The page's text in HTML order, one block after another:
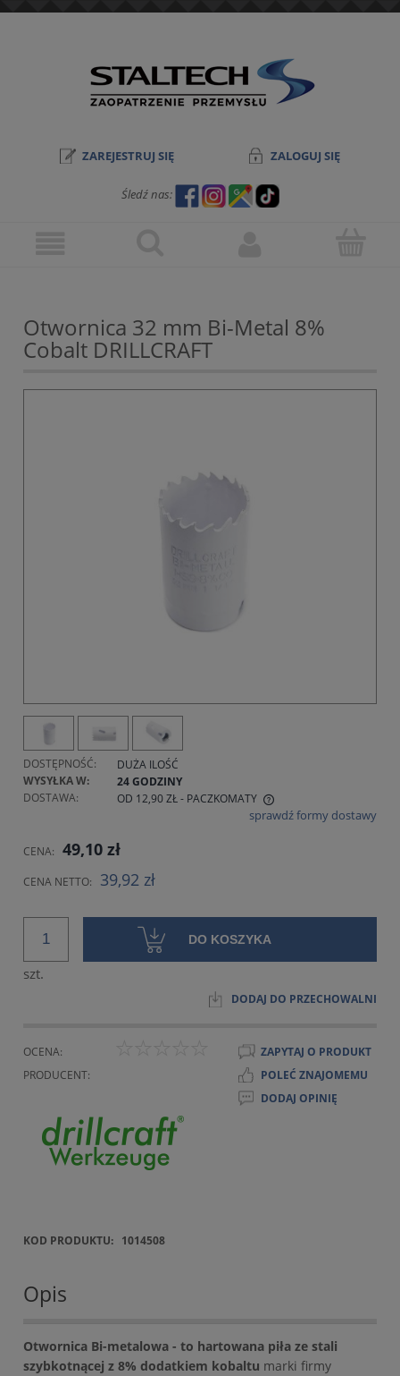
ZAREJESTRUJ SIĘ ZALOGUJ SIĘ
Śledź nas:
Otwornica 32 mm Bi-Metal 8%
Cobalt DRILLCRAFT
DOSTĘPNOŚĆ:
DUŻA ILOŚĆ
WYSYŁKA W:
24 GODZINY
DOSTAWA:
OD 12,90 ZŁ- PACZKOMATY
CENA NIE ZAWIERA EWENTUALNYCH KOSZTÓW PŁATNOŚCI
sprawdź formy dostawy
CENA: 49,10 zł
CENA NETTO: 39,92 zł
szt.
DO KOSZYKA
DODAJ DO PRZECHOWALNI
OCENA:
PRODUCENT:
KOD PRODUKTU: 1014508
ZAPYTAJ O PRODUKT
POLEĆ ZNAJOMEMU
DODAJ OPINIĘ
Opis
Otwornica Bi-metalowa - to hartowana piła ze stali
szybkotnącej z 8% dodatkiem kobaltu marki firmy